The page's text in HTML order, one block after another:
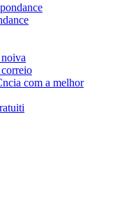
com a melhor